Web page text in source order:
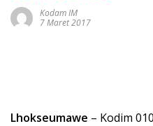
Kodam IM
7 Maret 2017
Lhokseumawe – Kodim